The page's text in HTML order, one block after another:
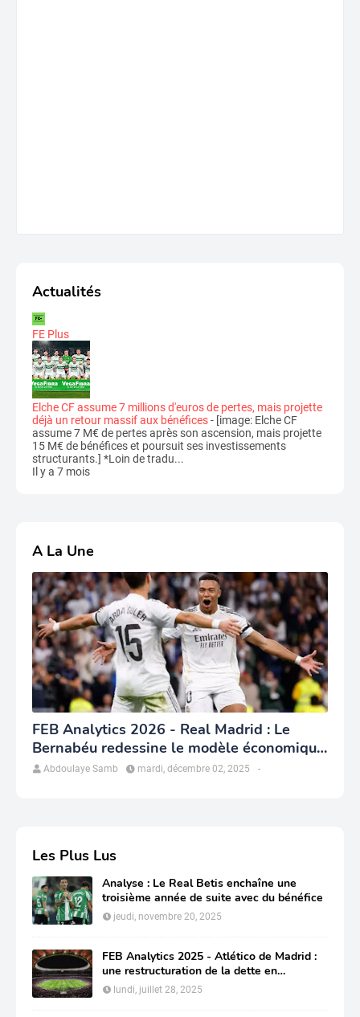
Actualités
FE Plus
Elche CF assume 7 millions d'euros de pertes, mais projette
déjà un retour massif aux bénéfices- [image: Elche CF
assume 7 M€ de pertes après son ascension, mais projette
15 M€ de bénéfices et poursuit ses investissements
structurants.] *Loin de tradu...
Il y a 7 mois
A La Une
FEB Analytics 2026 - Real Madrid : Le
Bernabéu redessine le modèle économique
du club
Abdoulaye Samb -
mardi, décembre 02, 2025
Les Plus Lus
Analyse : Le Real Betis enchaîne une
troisième année de suite avec du bénéfice
jeudi, novembre 20, 2025
FEB Analytics 2025 - Atlético de Madrid :
une restructuration de la dette en
profondeur pour préserver sa compétitivité
lundi, juillet 28, 2025